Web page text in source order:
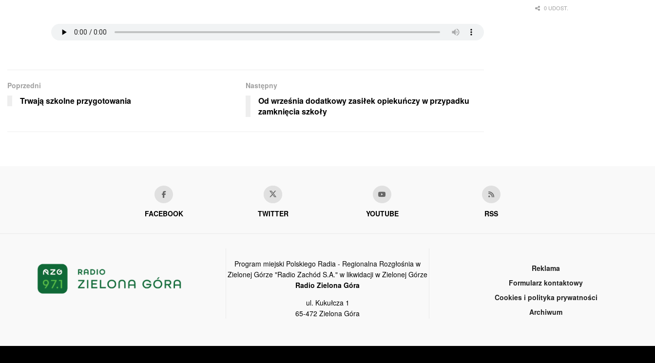
Poprzedni
Trwają szkolne przygotowania
Następny
Od września dodatkowy zasiłek opiekuńczy w przypadku
zamknięcia szkoły
0 UDOST.
FACEBOOK TWITTER YOUTUBE RSS
Program miejski Polskiego Radia - Regionalna Rozgłośnia w
Zielonej Górze "Radio Zachód S.A." w likwidacji w Zielonej Górze
Radio Zielona Góra
ul. Kukułcza 1
65-472 Zielona Góra
Reklama
Formularz kontaktowy
Cookies i polityka prywatności
Archiwum